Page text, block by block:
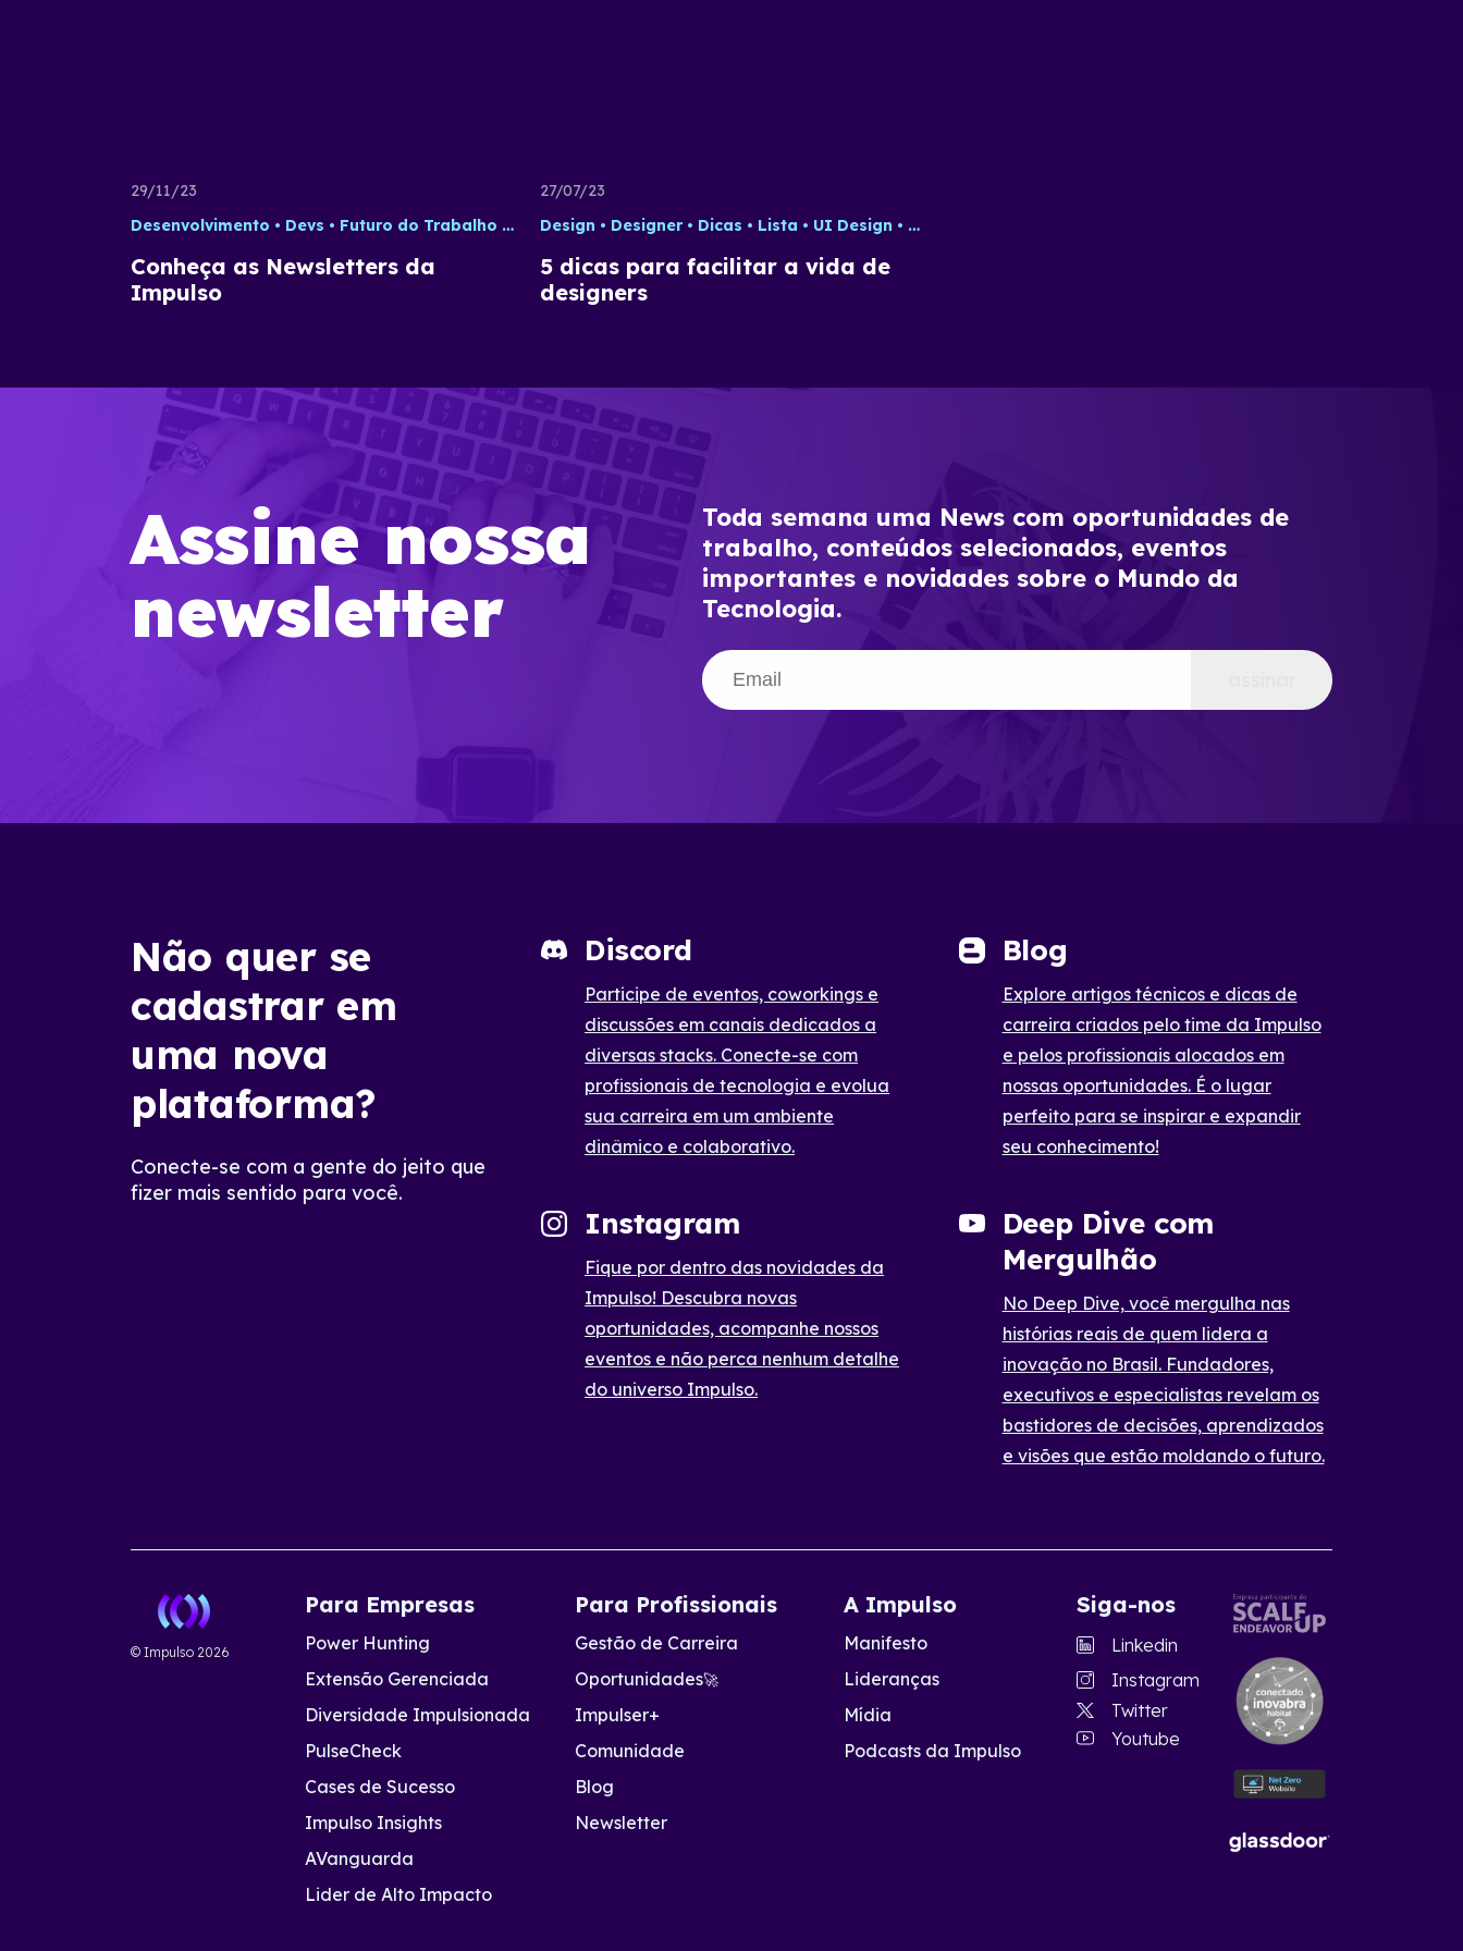
29/11/23
Desenvolvimento
Devs Futuro do Trabalho Tecnologia UI Design UX Design
Conheça as Newsletters da
Impulso
27/07/23
Design
Designer Dicas Lista UI Design UI Designer
5 dicas para facilitar a vida de
designers
Assine nossa
newsletter
Toda semana uma News com oportunidades de
trabalho, conteúdos selecionados, eventos
importantes e novidades sobre o Mundo da
Tecnologia.
Não quer se
cadastrar em
uma nova
plataforma?
Conecte-se com a gente do jeito que
fizer mais sentido para você.
Discord
Participe de eventos, coworkings e
discussões em canais dedicados a
diversas stacks. Conecte-se com
profissionais de tecnologia e evolua
sua carreira em um ambiente
dinâmico e colaborativo.
Blog
Explore artigos técnicos e dicas de
carreira criados pelo time da Impulso
e pelos profissionais alocados em
nossas oportunidades. É o lugar
perfeito para se inspirar e expandir
seu conhecimento!
Instagram
Fique por dentro das novidades da
Impulso! Descubra novas
oportunidades, acompanhe nossos
eventos e não perca nenhum detalhe
do universo Impulso.
Deep Dive com
Mergulhão
No Deep Dive, você mergulha nas
histórias reais de quem lidera a
inovação no Brasil. Fundadores,
executivos e especialistas revelam os
bastidores de decisões, aprendizados
e visões que estão moldando o futuro.
© Impulso 2026
Para Empresas
Power Hunting
Extensão Gerenciada
Diversidade Impulsionada
PulseCheck
Cases de Sucesso
Impulso Insights
AVanguarda
Lider de Alto Impacto
Para Profissionais
Gestão de Carreira
Oportunidades🚀
Impulser+
Comunidade
Blog
Newsletter
A Impulso
Manifesto
Lideranças
Mídia
Podcasts da Impulso
Siga-nos
Linkedin
Instagram
Twitter
Youtube